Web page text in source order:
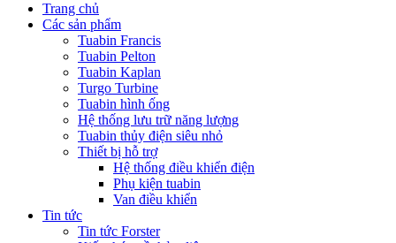
Trang chủ
Các sản phẩm
Tuabin Francis
Tuabin Pelton
Tuabin Kaplan
Turgo Turbine
Tuabin hình ống
Hệ thống lưu trữ năng lượng
Tuabin thủy điện siêu nhỏ
Thiết bị hỗ trợ
Hệ thống điều khiển điện
Phụ kiện tuabin
Van điều khiển
Tin tức
Tin tức Forster